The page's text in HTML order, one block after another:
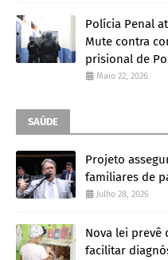
Polícia Penal
Mute contra
prisional de
Maio 22, 2026
SAÚDE
Projeto
familiares de
Julho 28, 2026
Nova lei prevê
facilitar